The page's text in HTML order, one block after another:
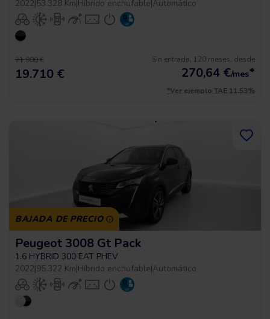
2022|53.328 Km|Híbrido enchufable|Automático
21.900 €
19.710 €
Sin entrada, 120 meses, desde
270,64 €/mes*
*Ver ejemplo TAE 11,53%
BAJADA DE PRECIO
Peugeot 3008 Gt Pack
1.6 HYBRID 300 EAT PHEV
2022|95.322 Km|Híbrido enchufable|Automático